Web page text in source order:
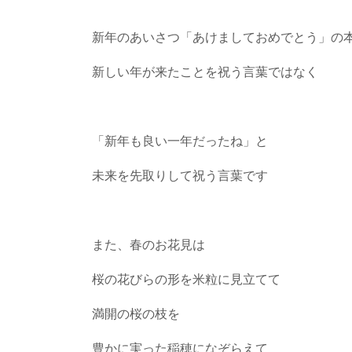
新年のあいさつ「あけましておめでとう」の
新しい年が来たことを祝う言葉ではなく
「新年も良い一年だったね」と
未来を先取りして祝う言葉です
また、春のお花見は
桜の花びらの形を米粒に見立てて
満開の桜の枝を
豊かに実った稲穂になぞらえて